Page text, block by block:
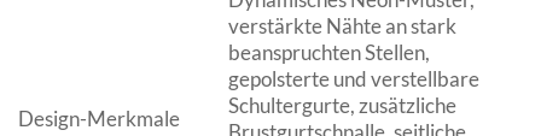
Design-Merkmale
verstärkte Nähte an stark
beanspruchten Stellen,
gepolsterte und verstellbare
Schultergurte, zusätzliche